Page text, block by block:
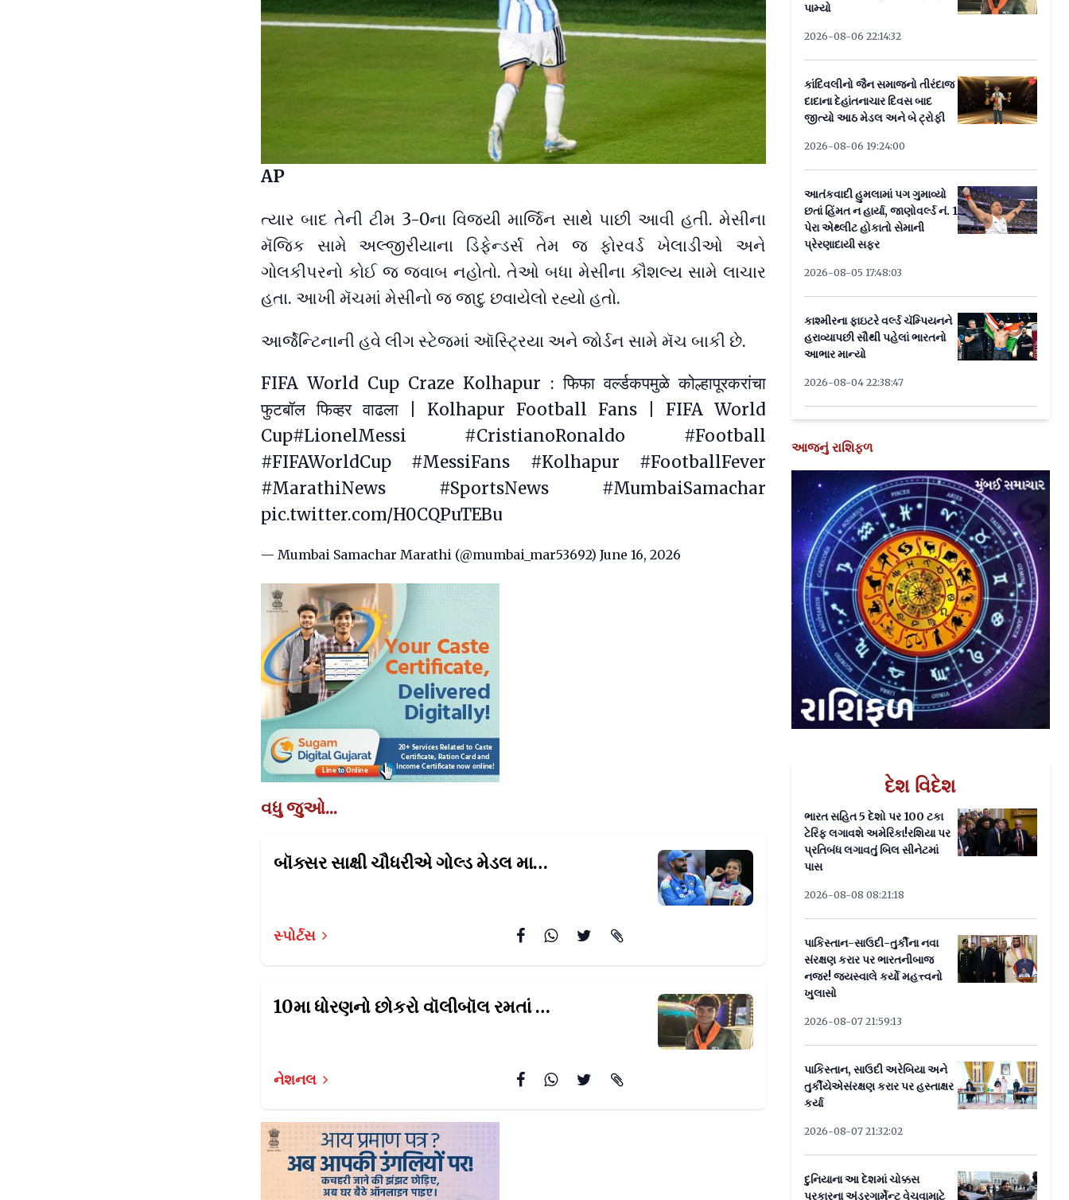
AP
ત્યાર બાદ તેની ટીમ 3-0ના વિજયી માર્જિન સાથે પાછી આવી હતી. મેસીના
મૅજિક સામે અલ્જીરીયાના ડિફેન્ડર્સ તેમ જ ફોરવર્ડ ખેલાડીઓ અને
ગોલકીપરનો કોઈ જ જવાબ નહોતો. તેઓ બધા મેસીના કૌશલ્ય સામે લાચાર
હતા. આખી મૅચમાં મેસીનો જ જાદુ છવાયેલો રહ્યો હતો.
આર્જેન્ટિનાની હવે લીગ સ્ટેજમાં ઑસ્ટ્રિયા અને જોર્ડન સામે મૅચ બાકી છે.
FIFA World Cup Craze Kolhapur : फिफा वर्ल्डकपमुळे कोल्हापूरकरांचा
फुटबॉल फिव्हर वाढला | Kolhapur Football Fans | FIFA World
Cup#LionelMessi #CristianoRonaldo
#Football
#FIFAWorldCup
#MessiFans #Kolhapur
#FootballFever
#MarathiNews
#SportsNews
#MumbaiSamachar
pic.twitter.com/H0CQPuTEBu
— Mumbai Samachar Marathi (@mumbai_mar53692) June 16, 2026
વધુ જુઓ...
બૉક્સર સાક્ષી ચૌધરીએ ગોલ્ડ મેડલમાટે કેમ કોહલીનો આભાર માન્યો?
સ્પોર્ટસ
10મા ધોરણનો છોકરો વૉલીબૉલ રમતાં
અચાનક પડ્યો અને મૃત્યુ પામ્યો
નેશનલ
પામ્યો
2026-08-06 22:14:32
કાંદિવલીનો જૈન સમાજનો તીરંદાજ
દાદાના દેહાંતનાચાર દિવસ બાદ
જીત્યો આઠ મેડલ અને બે ટ્રોફી
2026-08-06 19:24:00
આતંકવાદી હુમલામાં પગ ગુમાવ્યો
છતાં હિંમત ન હાર્યા, જાણોવર્લ્ડ નં. 1
પેરા એથ્લીટ હોકાતો સેમાની
પ્રેરણાદાયી સફર
2026-08-05 17:48:03
કાશ્મીરના ફાઇટરે વર્લ્ડ ચૅમ્પિયનને
હરાવ્યાપછી સૌથી પહેલાં ભારતનો
આભાર માન્યો
2026-08-04 22:38:47
આજનું રાશિફળ
દેશ વિદેશ
ભારત સહિત 5 દેશો પર 100 ટકા
ટેરિફ લગાવશે અમેરિકા!રશિયા પર
પ્રતિબંધ લગાવતું બિલ સીનેટમાં
પાસ
2026-08-08 08:21:18
પાકિસ્તાન-સાઉદી-તુર્કીના નવા
સંરક્ષણ કરાર પર ભારતનીબાજ
નજર! જયસ્વાલે કર્યો મહત્ત્વનો
ખુલાસો
2026-08-07 21:59:13
પાકિસ્તાન, સાઉદી અરેબિયા અને
તુર્કીયેએસંરક્ષણ કરાર પર હસ્તાક્ષર
કર્યા
2026-08-07 21:32:02
દુનિયાના આ દેશમાં ચોક્કસ
પ્રકારના અંડરગાર્મેન્ટ વેચવામાટે